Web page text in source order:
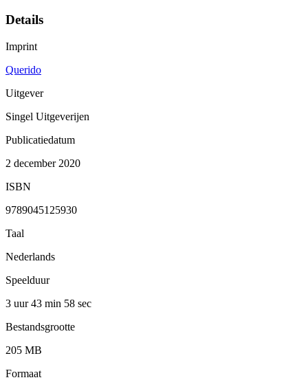
Details
Imprint
Querido
Uitgever
Singel Uitgeverijen
Publicatiedatum
2 december 2020
ISBN
9789045125930
Taal
Nederlands
Speelduur
3 uur 43 min 58 sec
Bestandsgrootte
205 MB
Formaat